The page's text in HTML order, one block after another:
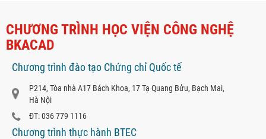
CHƯƠNG TRÌNH HỌC VIỆN CÔNG NGHỆ
BKACAD
Chương trình đào tạo Chứng chỉ Quốc tế
P214, Tòa nhà A17 Bách Khoa, 17 Tạ Quang Bửu, Bạch Mai,
Hà Nội
ĐT: 036 779 1116
Chương trình thực hành BTEC